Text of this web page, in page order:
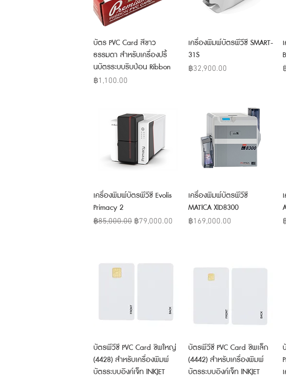
Quick View
บัตร PVC Card สีขาว
ธรรมดา สำหรับเครื่องปริ้
นบัตรระบบริบบ้อน Ribbon
Price
฿1,100.00
Quick View
เครื่องพิมพ์บัตรพีวีซี SMART-
31S
Price
฿32,900.00
Quick View
เครื่องพิมพ์บัตรพีวีซี Evolis
Primacy 2
Regular Price
฿85,000.00 Sale Price
฿79,000.00
Quick View
เครื่องพิมพ์บัตรพีวีซี
MATICA XID8300
Price
฿169,000.00
Quick View
บัตรพีวีซี PVC Card ชิพใหญ่
(4428) สำหรับเครื่องพิมพ์
บัตรระบบอิงค์เจ็ท INKJET
Quick View
บัตรพีวีซี PVC Card ชิพเล็ก
(4442) สำหรับเครื่องพิมพ์
บัตรระบบอิงค์เจ็ท INKJET